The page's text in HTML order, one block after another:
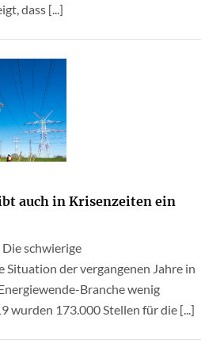
dass [...]
auch in Krisenzeiten ein
schwierige
der vergangenen Jahre in
Branche wenig
wurden 173.000 Stellen für die [...]